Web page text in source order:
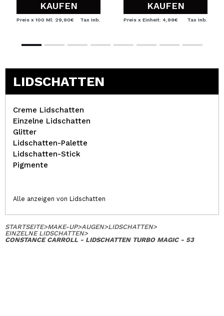
KAUFEN
Preis x 100 Ml: 29,90€ Tax Inb.
KAUFEN
Preis x Einheit: 4,99€ Tax Inb.
LIDSCHATTEN
Creme Lidschatten
Einzelne Lidschatten
Glitter
Lidschatten-Palette
Lidschatten-Stick
Pigmente
Alle anzeigen von Lidschatten
STARTSEITE>MAKE-UP>AUGEN>LIDSCHATTEN>
EINZELNE LIDSCHATTEN>
CONSTANCE CARROLL - LIDSCHATTEN TURBO MAGIC - 53